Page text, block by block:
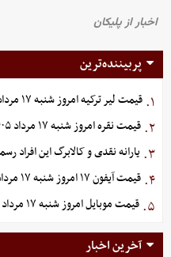
پربیننده‌ترین
۱. قیمت لیر ترکیه امروز شنبه ۱۷ مرداد ۱۴۰۵
۲. قیمت نقره امروز شنبه ۱۷ مرداد ۱۴۰۵
۳. یارانه نقدی و کالابرگ این افراد
۴. قیمت آیفون ۱۷ امروز شنبه ۱۷ مرداد ۱۴۰۵
۵. قیمت موبایل‌ امروز شنبه ۱۷ مرداد ۱۴۰۵
آخرین اخبار